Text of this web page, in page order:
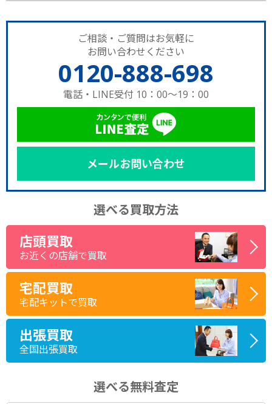
ご相談・ご質問はお気軽に
お問い合わせください
0120-888-698
電話・LINE受付 10：00～19：00
メールお問い合わせ
選べる買取方法
店頭買取
お近くの店舗で買取
宅配買取
宅配キットで買取
出張買取
全国出張買取
選べる無料査定